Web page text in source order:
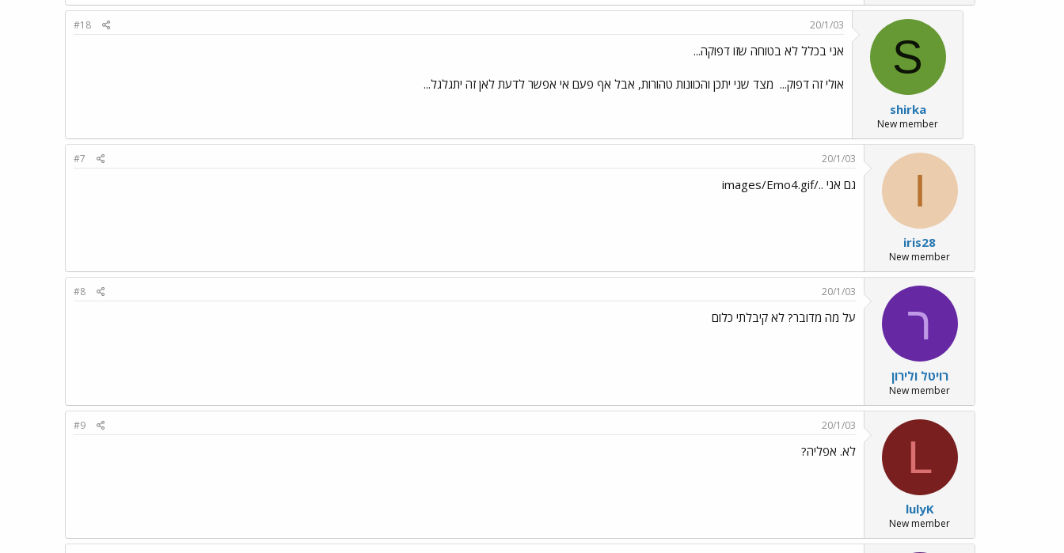
S
shirka
New member
20/1/03
#18
אני בכלל לא בטוחה שזו דפוקה...
אולי זה דפוק... מצד שני יתכן והכוונות טהורות, אבל אף פעם אי אפשר לדעת לאן זה יתגלגל...
I
iris28
New member
20/1/03
#7
גם אני ../images/Emo4.gif
ר
רויטל ולירון
New member
20/1/03
#8
על מה מדובר? לא קיבלתי כלום
L
lulyK
New member
20/1/03
#9
לא. אפליה?